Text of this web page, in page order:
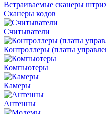
Встраиваемые сканеры
Сканеры кодов
Считыватели
Контроллеры (платы
Компьютеры
Камеры
Антенны